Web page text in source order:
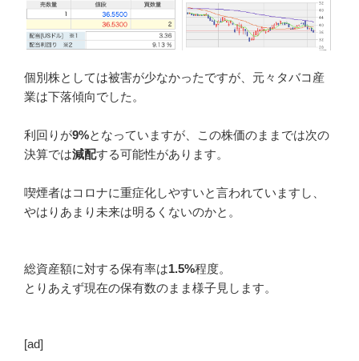
個別株としては被害が少なかったですが、元々タバコ産
業は下落傾向でした。
利回りが9%となっていますが、この株価のままでは次の
決算では減配する可能性があります。
喫煙者はコロナに重症化しやすいと言われていますし、
やはりあまり未来は明るくないのかと。
総資産額に対する保有率は1.5%程度。
とりあえず現在の保有数のまま様子見します。
[ad]